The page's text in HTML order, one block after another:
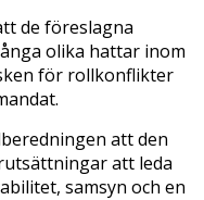
de föreslagna
olika hattar inom
för rollkonflikter
att den
att leda
samsyn och en